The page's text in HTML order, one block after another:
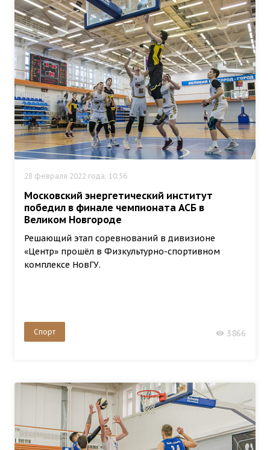
28 февраля 2022 года, 10:56
Московский энергетический институт
победил в финале чемпионата АСБ в
Великом Новгороде
Решающий этап соревнований в дивизионе
«Центр» прошёл в Физкультурно-спортивном
комплексе НовГУ.
Спорт 3866